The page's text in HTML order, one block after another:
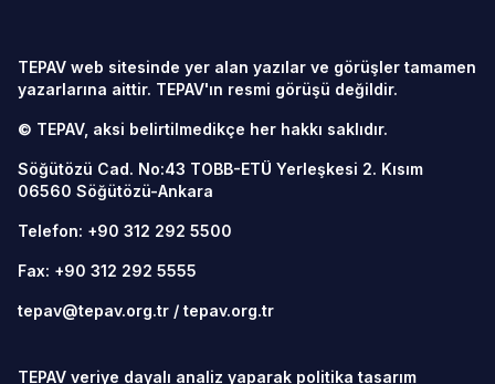
TEPAV web sitesinde yer alan yazılar ve görüşler tamamen
yazarlarına aittir. TEPAV'ın resmi görüşü değildir.
© TEPAV, aksi belirtilmedikçe her hakkı saklıdır.
Söğütözü Cad. No:43 TOBB-ETÜ Yerleşkesi 2. Kısım
06560 Söğütözü-Ankara
Telefon: +90 312 292 5500
Fax: +90 312 292 5555
tepav@tepav.org.tr / tepav.org.tr
TEPAV veriye dayalı analiz yaparak politika tasarım